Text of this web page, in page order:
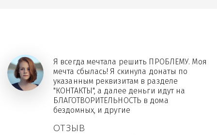
ОТЗЫВ
Я всегда мечтала решить ПРОБЛЕМУ. Моя
мечта сбылась! Я скинула донаты по
указанным реквизитам в разделе
"КОНТАКТЫ", а далее деньги идут на
БЛАГОТВОРИТЕЛЬНОСТЬ в дома
бездомных, и другие